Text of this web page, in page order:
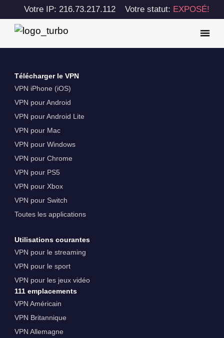
Votre IP: 216.73.217.112 Votre statut: EXPOSÉ!
Télécharger le VPN
VPN iPhone (iOS)
VPN pour Android
VPN pour Android Lite
VPN pour Mac
VPN pour Windows
VPN pour Chrome
VPN pour PS5
VPN pour Xbox
VPN pour Switch
Toutes les applications
Utilisations courantes
VPN pour le streaming
VPN pour le sport
VPN pour les jeux vidéo
111 emplacements
VPN Américain
VPN Britannique
VPN Allemagne